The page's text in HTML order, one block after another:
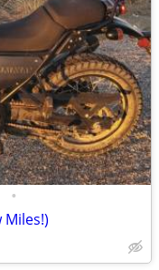
•
Miles!)